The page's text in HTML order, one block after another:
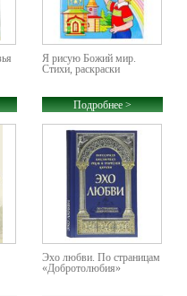
Я рисую Божий мир.
Стихи, раскраски
Подробнее >
Эхо любви. По страницам
«Добротолюбия»